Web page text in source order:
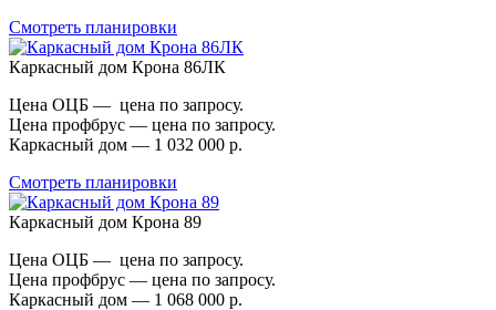
Смотреть планировки
Каркасный дом Крона 86ЛК
Цена ОЦБ — цена по запросу.
Цена профбрус — цена по запросу.
Каркасный дом — 1 032 000 р.
Смотреть планировки
Каркасный дом Крона 89
Цена ОЦБ — цена по запросу.
Цена профбрус — цена по запросу.
Каркасный дом — 1 068 000 р.